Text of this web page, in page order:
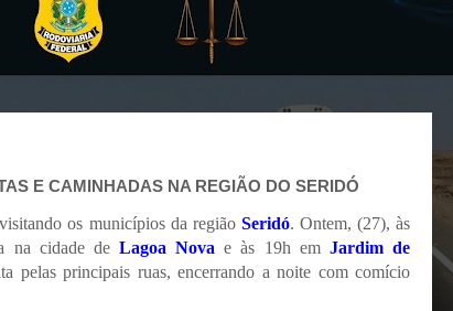
E CAMINHADAS NA REGIÃO DO SERIDÓ
os municípios da região Seridó. Ontem, (27), às
na cidade deLagoa Nova e às 19h em Jardim de
pelas principais ruas, encerrando a noite com comício